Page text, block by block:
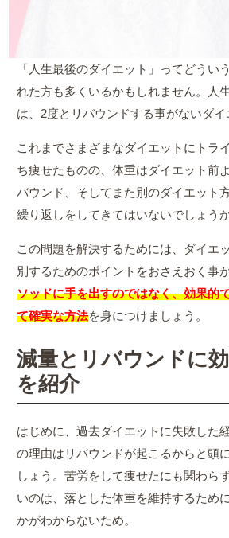
「人生最後のダイエット」ってどうい
れた方も多くいるかもしれません。人
は、2度とリバウンドする事がないダイ
これまでさまざまなダイエットにトラ
ち痩せたものの、体重はダイエット前
バウンド、そしてまた別のダイエット
繰り返しをしてきてはいないでしょうか
この問題を解決するためには、ダイエ
別するためのポイントをおさえおく事
ソッドに手を出すのではなく、効果的
て確実な方法を身につけましょう。
減量とリバウンドに
を紹介
はじめに、過去ダイエットに失敗した
の理由はリバウンドが起こるからと頭
しょう。苦労をして痩せたにも関わら
いのは、落とした体重を維持するため
かがわからないため。